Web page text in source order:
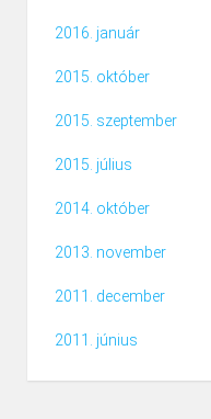
2016. január
2015. október
2015. szeptember
2015. július
2014. október
2013. november
2011. december
2011. június